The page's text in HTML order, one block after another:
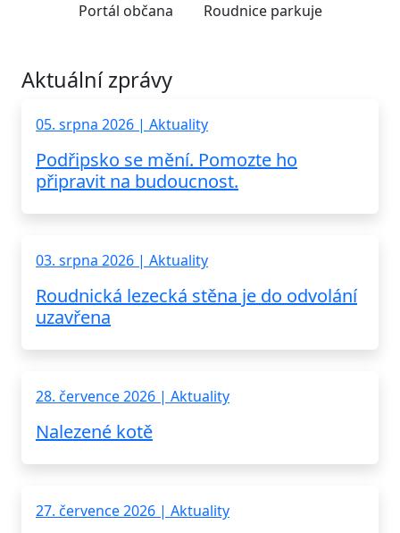
Portál občana Roudnice parkuje
Aktuální zprávy
05. srpna 2026 | Aktuality
Podřipsko se mění. Pomozte ho
připravit na budoucnost.
03. srpna 2026 | Aktuality
Roudnická lezecká stěna je do odvolání
uzavřena
28. července 2026 | Aktuality
Nalezené kotě
27. července 2026 | Aktuality